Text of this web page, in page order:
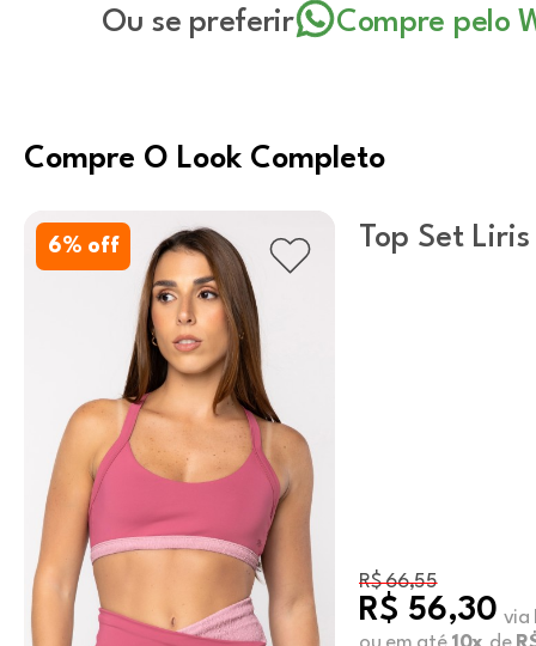
Ou se preferir Compre pelo
Compre O Look Completo
6% off Top Set Liris
R$ 66,55
R$ 56,30 via